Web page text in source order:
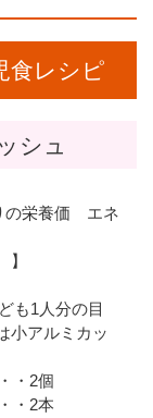
食レシピ
シュ
の栄養価 エネ
も1人分の目
アルミカッ
・・2個
・2本